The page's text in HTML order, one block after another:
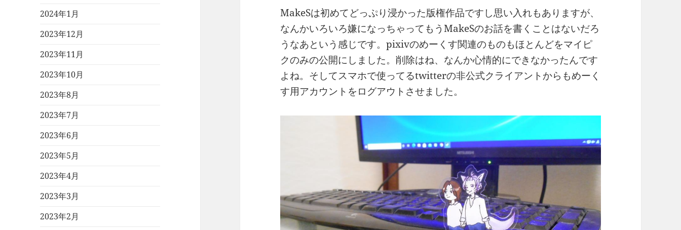
2024年1月
2023年12月
2023年11月
2023年10月
2023年8月
2023年7月
2023年6月
2023年5月
2023年4月
2023年3月
2023年2月
MakeSは初めてどっぷり浸かった版権作品ですし思い入れもありますが、
なんかいろいろ嫌になっちゃってもうMakeSのお話を書くことはないだろ
うなあという感じです。pixivのめーくす関連のものもほとんどをマイピ
クのみの公開にしました。削除はね、なんか心情的にできなかったんです
よね。そしてスマホで使ってるtwitterの非公式クライアントからもめーく
す用アカウントをログアウトさせました。